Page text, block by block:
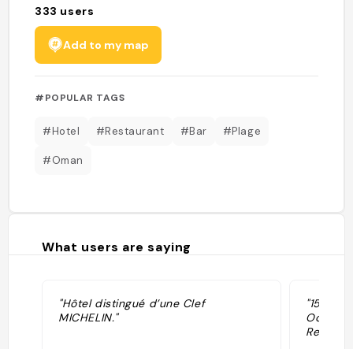
333 users
Add to my map
#POPULAR TAGS
#Hotel #Restaurant #Bar #Plage
#Oman
What users are saying
"Hôtel distingué d’une Clef
MICHELIN."
"158